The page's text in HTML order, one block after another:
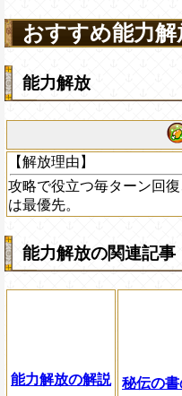
おすすめ能力
能力解放
【解放理由】
攻略で役立つ毎ターン回
は最優先。
能力解放の関連記事
能力解放の解説
秘伝の